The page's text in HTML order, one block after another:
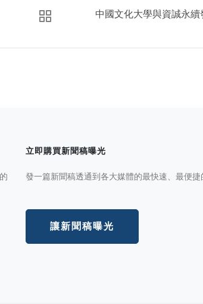
中國文化大學與資誠永
立即購買新聞稿曝光
發一篇新聞稿透通到各大媒體的最快速、最便捷
讓新聞稿曝光